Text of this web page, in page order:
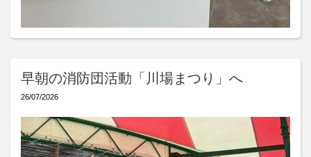
早朝の消防団活動「川場まつり」へ
26/07/2026